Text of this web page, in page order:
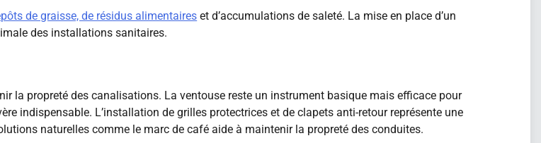
de graisse, de résidus alimentaires et d’accumulations de saleté. La mise en place d’un
des installations sanitaires.
la propreté des canalisations. La ventouse reste un instrument basique mais efficace pour
indispensable. L’installation de grilles protectrices et de clapets anti-retour représente une
naturelles comme le marc de café aide à maintenir la propreté des conduites.